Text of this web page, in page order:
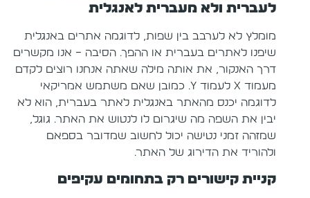
לעברית ולא מעברית לאנגלית
מומלץ לא לערבב בין שפות, לדוגמה אתרים באנגלית
שיפנו לאתרים בעברית או ההפך. הסיבה – אנו מקשרים
דרך האנקור, את אותה מילה שאתה אנחנו רוצים לקדם
מעמוד X לעמוד Y. כמובן שאם משתמש אמריקאי
לדוגמה יכנס מהאתר באנגלית לאתר בעברית, הוא לא
יבין את השפה מה שיגרום לו לנטוש את האתר. גוגל,
שמזהה זמני נטישה יכול לחשוב שמדובר בספאם
ולהוריד את הדירוג של האתר.
קניית קישורים רק בתחומים עקיפים